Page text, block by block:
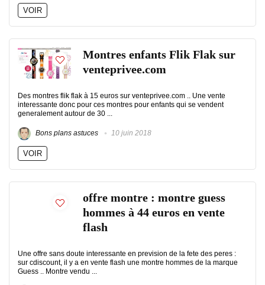
VOIR
Montres enfants Flik Flak sur
venteprivee.com
Des montres flik flak à 15 euros sur venteprivee.com .. Une vente
interessante donc pour ces montres pour enfants qui se vendent
generalement autour de 30 ...
Bons plans astuces 10 juin 2018
VOIR
offre montre : montre guess
hommes à 44 euros en vente
flash
Une offre sans doute interessante en prevision de la fete des peres :
sur cdiscount, il y a en vente flash une montre hommes de la marque
Guess .. Montre vendu ...